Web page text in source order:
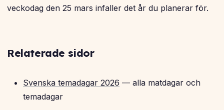
veckodag den 25 mars infaller det år du planerar för.
Relaterade sidor
Svenska temadagar 2026 — alla matdagar och
temadagar